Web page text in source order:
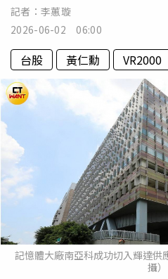
記者： 李蕙璇
2026-06-02 06:00
台股 黃仁勳 VR2000
記憶體大廠南亞科成功切入輝達供
攝）